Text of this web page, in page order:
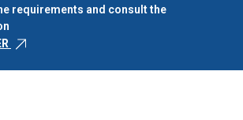
requirements and consult the